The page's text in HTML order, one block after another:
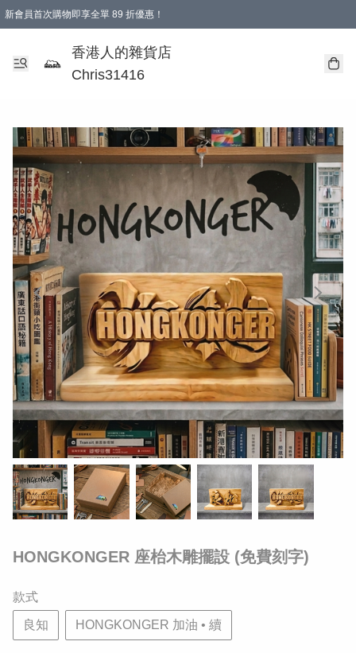
新會員首次購物即享全單 89 折優惠！
購物滿 HKD 499.00即享免運費優惠！（適用於 本地送貨、本地取貨 )
【滿 $300 專屬驚喜：無聲信物（最後一批）】
香港人的雜貨店
Chris31416
HONGKONGER 座枱木雕擺設 (免費刻字)
款式
良知 HONGKONGER 加油 • 續